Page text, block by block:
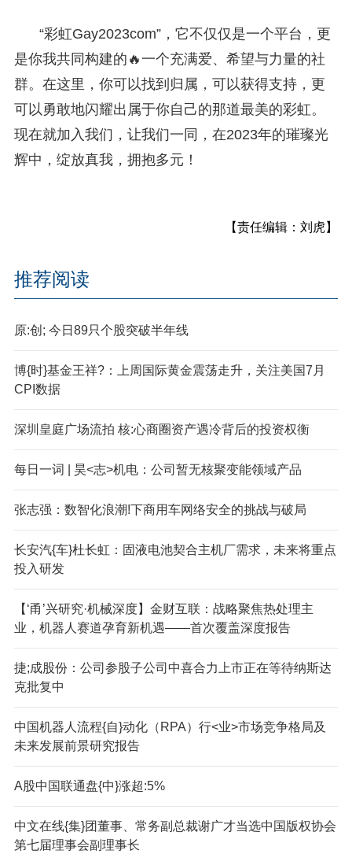
“彩虹Gay2023com”，它不仅仅是一个平台，更
是你我共同构建的🔥一个充满爱、希望与力量的社
群。在这里，你可以找到归属，可以获得支持，更
可以勇敢地闪耀出属于你自己的那道最美的彩虹。
现在就加入我们，让我们一同，在2023年的璀璨光
辉中，绽放真我，拥抱多元！
【责任编辑：刘虎】
推荐阅读
原:创; 今日89只个股突破半年线
博{时}基金王祥?：上周国际黄金震荡走升，关注美国7月
CPI数据
深圳皇庭广场流拍 核:心商圈资产遇冷背后的投资权衡
每日一词 | 昊<志>机电：公司暂无核聚变能领域产品
张志强：数智化浪潮!下商用车网络安全的挑战与破局
长安汽{车}杜长虹：固液电池契合主机厂需求，未来将重点
投入研发
【‘甬’兴研究·机械深度】金财互联：战略聚焦热处理主
业，机器人赛道孕育新机遇——首次覆盖深度报告
捷;成股份：公司参股子公司中喜合力上市正在等待纳斯达
克批复中
中国机器人流程{自}动化（RPA）行<业>市场竞争格局及
未来发展前景研究报告
A股中国联通盘{中}涨超:5%
中文在线{集}团董事、常务副总裁谢广才当选中国版权协会
第七届理事会副理事长